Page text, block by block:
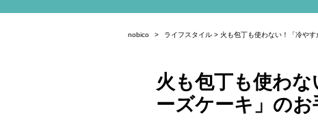
nobico ライフスタイル > 火も包丁も使わない！「冷や
火も包丁も使わ
ーズケーキ」の